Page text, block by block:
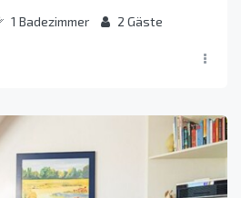
1 Badezimmer 2 Gäste